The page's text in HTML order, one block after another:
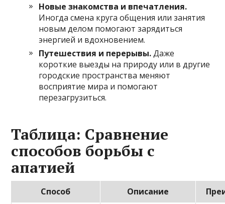
Новые знакомства и впечатления.
Иногда смена круга общения или занятия
новым делом помогают зарядиться
энергией и вдохновением.
Путешествия и перерывы.Даже
короткие выезды на природу или в другие
городские пространства меняют
восприятие мира и помогают
перезагрузиться.
Таблица: Сравнение
способов борьбы с
апатией
Способ Описание